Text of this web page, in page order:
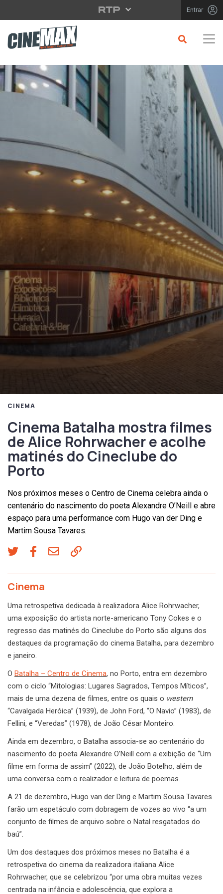
Saltar para o conteúdo principal Entrar
CINEMA
Cinema Batalha mostra filmes
de Alice Rohrwacher e acolhe
matinés do Cineclube do
Porto
Nos próximos meses o Centro de Cinema celebra ainda o
centenário do nascimento do poeta Alexandre O’Neill e abre
espaço para uma performance com Hugo van der Ding e
Martim Sousa Tavares.
Cinema
Uma retrospetiva dedicada à realizadora Alice Rohrwacher,
uma exposição do artista norte-americano Tony Cokes e o
regresso das matinés do Cineclube do Porto são alguns dos
destaques da programação do cinema Batalha, para dezembro
e janeiro.
O Batalha – Centro de Cinema, no Porto, entra em dezembro
com o ciclo “Mitologias: Lugares Sagrados, Tempos Míticos”,
mais de uma dezena de filmes, entre os quais o western
“Cavalgada Heróica” (1939), de John Ford, “O Navio” (1983), de
Fellini, e “Veredas” (1978), de João César Monteiro.
Ainda em dezembro, o Batalha associa-se ao centenário do
nascimento do poeta Alexandre O’Neill com a exibição de “Um
filme em forma de assim” (2022), de João Botelho, além de
uma conversa com o realizador e leitura de poemas.
A 21 de dezembro, Hugo van der Ding e Martim Sousa Tavares
farão um espetáculo com dobragem de vozes ao vivo “a um
conjunto de filmes de arquivo sobre o Natal resgatados do
baú”.
Um dos destaques dos próximos meses no Batalha é a
retrospetiva do cinema da realizadora italiana Alice
Rohrwacher, que se celebrizou “por uma obra muitas vezes
centrada na infância e adolescência, que explora a